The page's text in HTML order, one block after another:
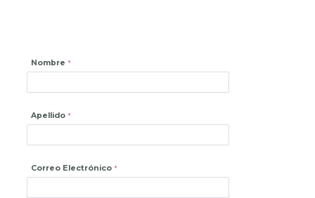
Nombre
Apellido
Correo Electrónico